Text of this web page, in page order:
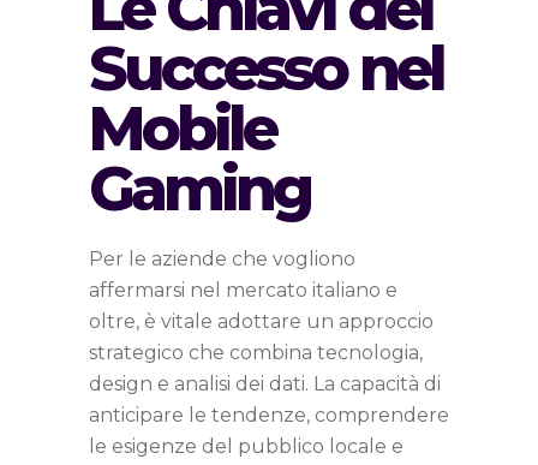
Successo nel
Mobile
Gaming
Per le aziende che vogliono
affermarsi nel mercato italiano e
oltre, è vitale adottare un approccio
strategico che combina tecnologia,
design e analisi dei dati. La capacità di
anticipare le tendenze, comprendere
le esigenze del pubblico locale e